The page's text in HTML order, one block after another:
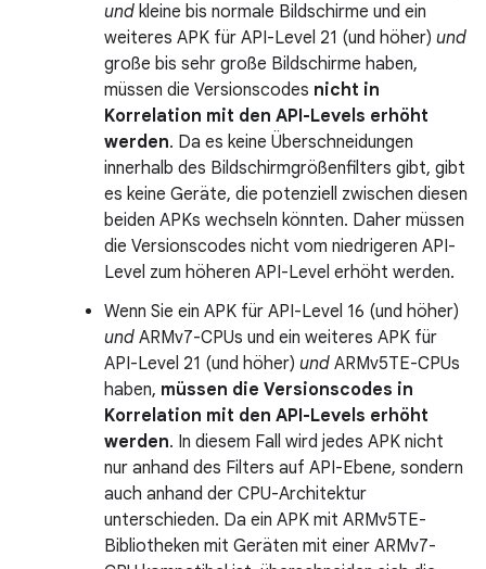
und kleine bis normale Bildschirme und ein
weiteres APK für API-Level 21 (und höher) und
große bis sehr große Bildschirme haben,
müssen die Versionscodes nicht in
Korrelation mit den API-Levels erhöht
werden. Da es keine Überschneidungen
innerhalb des Bildschirmgrößenfilters gibt, gibt
es keine Geräte, die potenziell zwischen diesen
beiden APKs wechseln könnten. Daher müssen
die Versionscodes nicht vom niedrigeren API-
Level zum höheren API-Level erhöht werden.
Wenn Sie ein APK für API-Level 16 (und höher)
und ARMv7-CPUs und ein weiteres APK für
API-Level 21 (und höher) und ARMv5TE-CPUs
haben, müssen die Versionscodes in
Korrelation mit den API-Levels erhöht
werden. In diesem Fall wird jedes APK nicht
nur anhand des Filters auf API-Ebene, sondern
auch anhand der CPU-Architektur
unterschieden. Da ein APK mit ARMv5TE-
Bibliotheken mit Geräten mit einer ARMv7-